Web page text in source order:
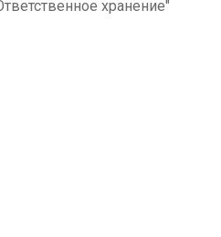
хранение"